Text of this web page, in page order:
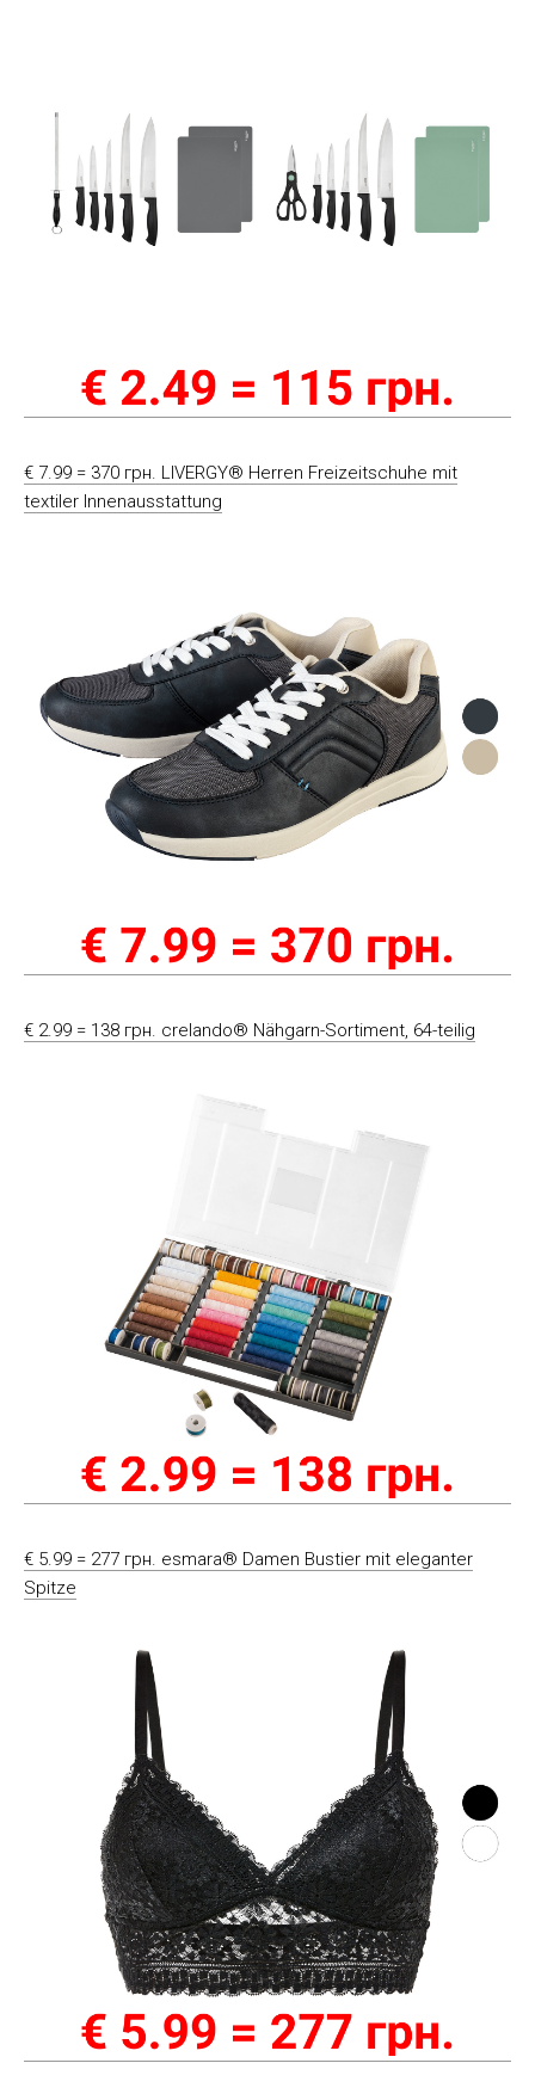
€ 7.99 = 370 грн. LIVERGY® Herren Freizeitschuhe mit
textiler Innenausstattung
€ 2.99 = 138 грн. crelando® Nähgarn-Sortiment, 64-teilig
€ 5.99 = 277 грн. esmara® Damen Bustier mit eleganter
Spitze